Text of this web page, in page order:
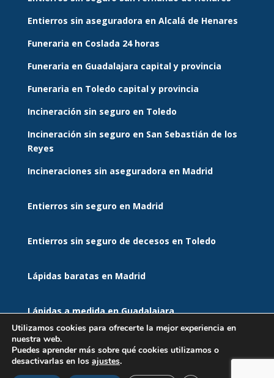
Entierros sin aseguradora en Alcalá de Henares
Funeraria en Coslada 24 horas
Funeraria en Guadalajara capital y provincia
Funeraria en Toledo capital y provincia
Incineración sin seguro en Toledo
Incineración sin seguro en San Sebastián de los
Reyes
Incineraciones sin aseguradora en Madrid
Entierros sin seguro en Madrid
Entierros sin seguro de decesos en Toledo
Lápidas baratas en Madrid
Lápidas a medida en Guadalajara
LEGAL:
AVISO LEGAL
Utilizamos cookies para ofrecerte la mejor experiencia en
nuestra web.
Puedes aprender más sobre qué cookies utilizamos o
desactivarlas en los ajustes.